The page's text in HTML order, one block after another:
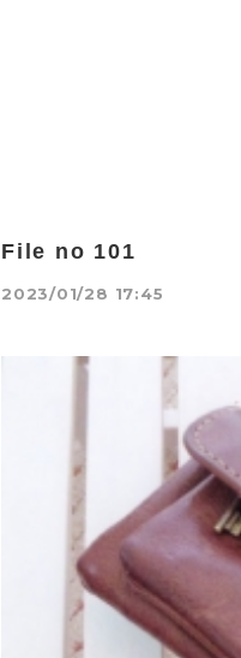
File no 101
2023/01/28 17:45